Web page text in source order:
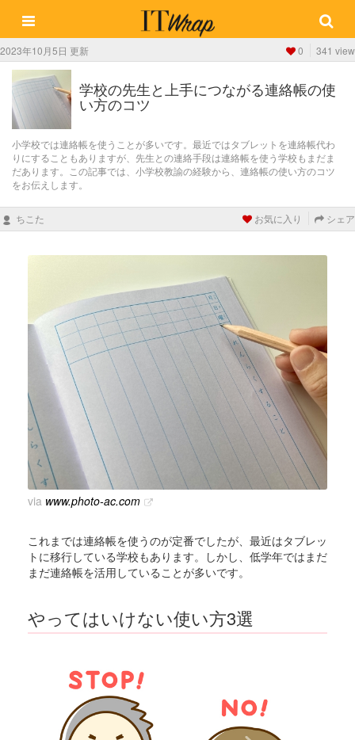
2023年10月5日 更新 0 341 view
学校の先生と上手につながる連絡帳の使
い方のコツ
小学校では連絡帳を使うことが多いです。最近ではタブレットを連絡帳代わ
りにすることもありますが、先生との連絡手段は連絡帳を使う学校もまだま
だあります。この記事では、小学校教諭の経験から、連絡帳の使い方のコツ
をお伝えします。
ちこた お気に入り シェア
via www.photo-ac.com
これまでは連絡帳を使うのが定番でしたが、最近はタブレッ
トに移行している学校もあります。しかし、低学年ではまだ
まだ連絡帳を活用していることが多いです。
やってはいけない使い方3選